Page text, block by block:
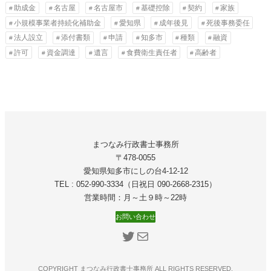
助成金 名古屋 名古屋市 基礎控除 契約
家族
小規模事業者持続化補助金
愛知県 成年後見
死後事務委任
法人設立
添付書類 申請 知多市 種類
融資
許可
資金調達 遺言 食費衛生責任者 高齢者
まつなみ行政書士事務所
〒478-0055
愛知県知多市にしの台4-12-12
TEL : 052-990-3334（日祝日 090-2668‐2315）
営業時間：月～土９時～22時
お問い合わせ
Twitter
メール
COPYRIGHT まつなみ行政書士事務所 ALL RIGHTS RESERVED.